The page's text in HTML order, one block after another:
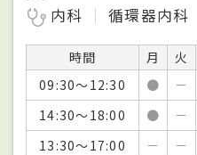
内科
循環器内科
時間 月 火
09:30～12:30
● －
14:30～18:00
● －
13:30～17:00
－ －